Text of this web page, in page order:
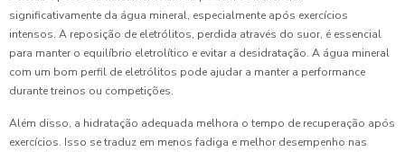
significativamente da água mineral, especialmente após exercícios
intensos. A reposição de eletrólitos, perdida através do suor, é essencial
para manter o equilíbrio eletrolítico e evitar a desidratação. A água mineral
com um bom perfil de eletrólitos pode ajudar a manter a performance
durante treinos ou competições.
Além disso, a hidratação adequada melhora o tempo de recuperação após
exercícios. Isso se traduz em menos fadiga e melhor desempenho nas